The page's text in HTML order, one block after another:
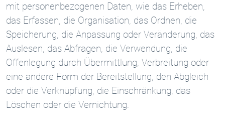
mit personenbezogenen Daten, wie das Erheben,
das Erfassen, die Organisation, das Ordnen, die
Speicherung, die Anpassung oder Veränderung, das
Auslesen, das Abfragen, die Verwendung, die
Offenlegung durch Übermittlung, Verbreitung oder
eine andere Form der Bereitstellung, den Abgleich
oder die Verknüpfung, die Einschränkung, das
Löschen oder die Vernichtung.